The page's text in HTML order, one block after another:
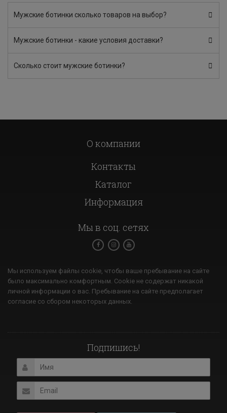
Мужские ботинки сколько товаров на выбор?
Мужские ботинки - какие условия доставки?
Сколько стоит мужские ботинки?
О компании
Контакты
Каталог
Информация
Мы в соц. сетях
Мы используем файлы cookie, чтобы ваше пребывание на сайте
было максимально комфортным. Cookie не содержат никакой
личной информации о вас. Пребывание на сайте предполагает
согласие со сбором некоторых данных.
Подпишись!